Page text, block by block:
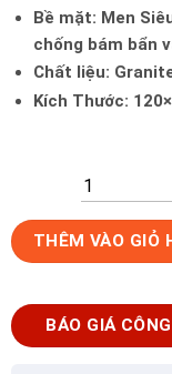
Bề mặt: Men
chống bám bẩn
Chất liệu:
Kích Thước:
Gạch
Ốp
Trung
Quốc
THÊM VÀO GIỎ
BÁO GIÁ